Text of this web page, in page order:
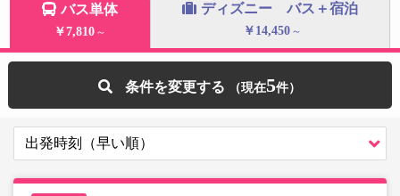
バス単体
￥7,810 ～
ディズニー バス＋宿泊
￥14,450 ～
条件を変更する 5